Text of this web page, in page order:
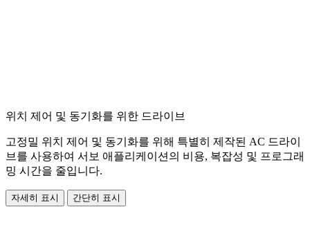
위치 제어 및 동기화를 위한 드라이브
고정밀 위치 제어 및 동기화를 위해 특별히 제작된 AC 드라이
브를 사용하여 서보 애플리케이션의 비용, 복잡성 및 프로그래
밍 시간을 줄입니다.
자세히 표시 간단히 표시